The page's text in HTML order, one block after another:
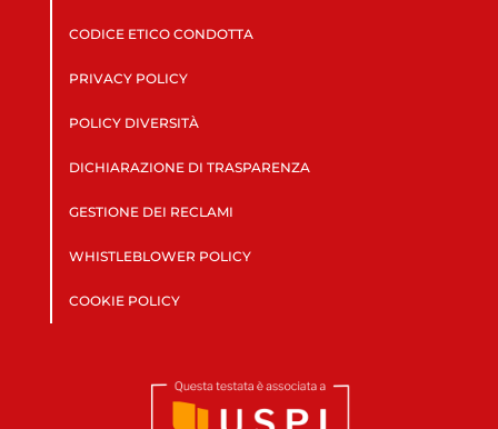
CODICE ETICO CONDOTTA
PRIVACY POLICY
POLICY DIVERSITÀ
DICHIARAZIONE DI TRASPARENZA
GESTIONE DEI RECLAMI
WHISTLEBLOWER POLICY
COOKIE POLICY